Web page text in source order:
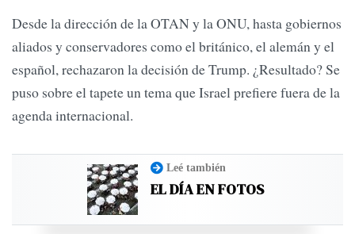
Desde la dirección de la OTAN y la ONU, hasta gobiernos
aliados y conservadores como el británico, el alemán y el
español, rechazaron la decisión de Trump. ¿Resultado? Se
puso sobre el tapete un tema que Israel prefiere fuera de la
agenda internacional.
Leé también
EL DÍA EN FOTOS